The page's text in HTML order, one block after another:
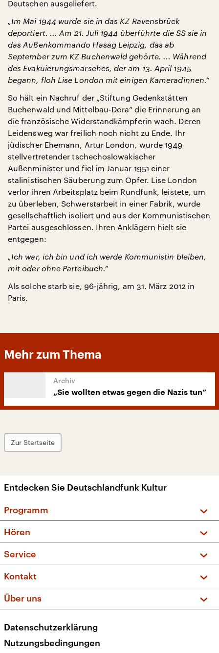
Deutschen ausgeliefert.
„Im Mai 1944 wurde sie in das KZ Ravensbrück
deportiert. ... Am 21. Juli 1944 überführte die SS sie in
das Außenkommando Hasag Leipzig, das ab
September zum KZ Buchenwald gehörte. ... Während
des Evakuierungsmarsches, der am 13. April 1945
begann, floh Lise London mit einigen Kameradinnen.“
So hält ein Nachruf der „Stiftung Gedenkstätten
Buchenwald und Mittelbau-Dora“ die Erinnerung an
die französische Widerstandkämpferin wach. Deren
Leidensweg war freilich noch nicht zu Ende. Ihr
jüdischer Ehemann, Artur London, wurde 1949
stellvertretender tschechoslowakischer
Außenminister und fiel im Januar 1951 einer
stalinistischen Säuberung zum Opfer. Lise London
verlor ihren Arbeitsplatz beim Rundfunk, leistete, um
zu überleben, Schwerstarbeit in einer Fabrik, wurde
gesellschaftlich isoliert und aus der Kommunistischen
Partei ausgeschlossen. Ihren Anklägern hielt sie
entgegen:
„Ich war, ich bin und ich werde Kommunistin bleiben,
mit oder ohne Parteibuch.“
Als solche starb sie, 96-jährig, am 31. März 2012 in
Paris.
Mehr zum Thema
„Sie wollten etwas gegen die Nazis tun“
Zur Startseite
Entdecken Sie Deutschlandfunk Kultur
Programm
Sendungen und Podcasts
Musikliste
Kakadu – Das Kinderprogramm
Hören
Frequenzen (UKW + DAB+)
Service
FAQ
Apps
Newsletter
Veranstaltungen
Kontakt
Social Media
Über uns
Presse
Karriere
Datenschutzerklärung
Nutzungsbedingungen